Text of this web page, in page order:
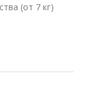
(от 7 кг)